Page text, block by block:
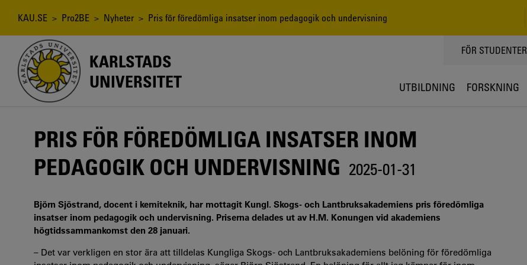
Länkstig
KAU.SE > Pro2BE > Nyheter > Pris för föredömliga insatser inom pedagogik och undervisning
KARLSTADS
UNIVERSITET
TOPPMENY
FÖR STUDENTER
UTBILDNING FORSKNING
PRIS FÖR FÖREDÖMLIGA INSATSER INOM
PEDAGOGIK OCH UNDERVISNING 2025-01-31
Björn Sjöstrand, docent i kemiteknik, har mottagit Kungl. Skogs- och Lantbruksakademiens pris föredömliga
insatser inom pedagogik och undervisning. Priserna delades ut av H.M. Konungen vid akademiens
högtidssammankomst den 28 januari.
– Det var verkligen en stor ära att tilldelas Kungliga Skogs- och Lantbruksakademiens belöning för föredömliga